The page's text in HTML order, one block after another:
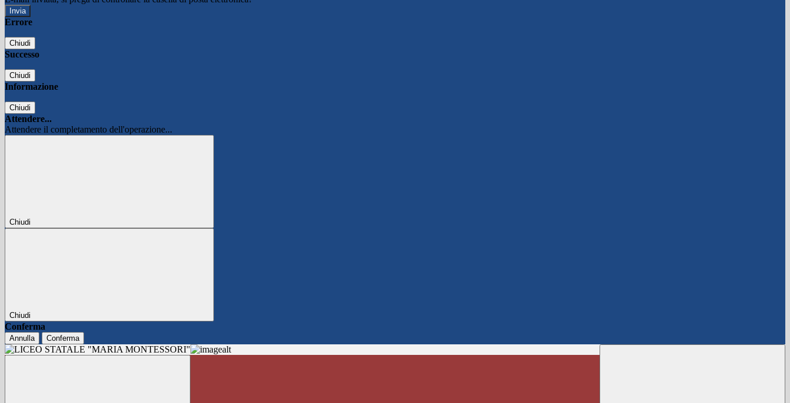
Errore
Chiudi
Successo
Chiudi
Informazione
Chiudi
Attendere...
Attendere il completamento dell'operazione...
Chiudi
Chiudi
Conferma
Annulla Conferma